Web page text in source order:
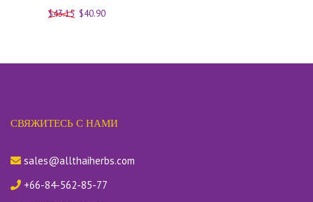
$43.15 $40.90
СВЯЖИТЕСЬ С НАМИ
sales@allthaiherbs.com
+66-84-562-85-77